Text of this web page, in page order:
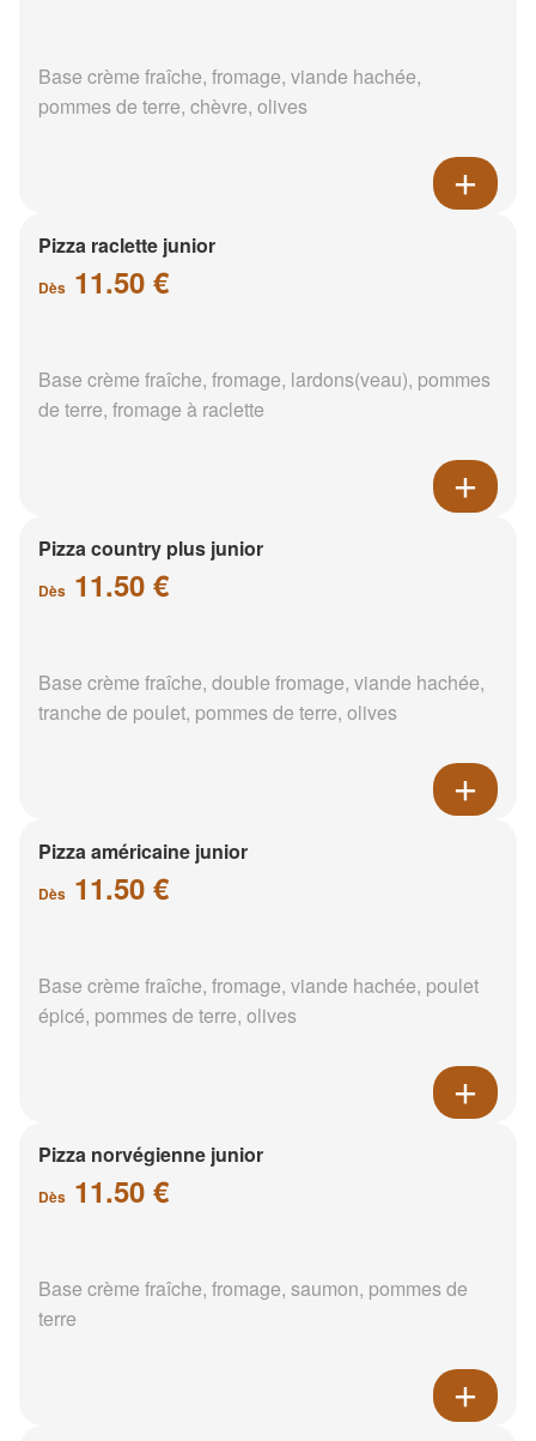
Base crème fraîche, fromage, viande hachée,
pommes de terre, chèvre, olives
Pizza raclette junior
Dès 11.50 €
Base crème fraîche, fromage, lardons(veau), pommes
de terre, fromage à raclette
Pizza country plus junior
Dès 11.50 €
Base crème fraîche, double fromage, viande hachée,
tranche de poulet, pommes de terre, olives
Pizza américaine junior
Dès 11.50 €
Base crème fraîche, fromage, viande hachée, poulet
épicé, pommes de terre, olives
Pizza norvégienne junior
Dès 11.50 €
Base crème fraîche, fromage, saumon, pommes de
terre